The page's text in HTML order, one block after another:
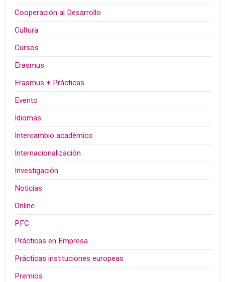
Cooperación al Desarrollo
Cultura
Cursos
Erasmus
Erasmus + Prácticas
Evento
Idiomas
Intercambio académico
Internacionalización
Investigación
Noticias
Online
PFC
Prácticas en Empresa
Prácticas instituciones europeas
Premios